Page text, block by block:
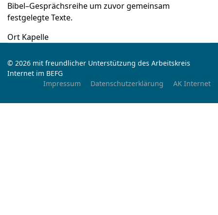
Bibel–Gesprächsreihe um zuvor gemeinsam
festgelegte Texte.
Ort Kapelle
© 2026 mit freundlicher Unterstützung des Arbeitskreis
Internet im BEFG
Impressum
Datenschutzerklärung AK Internet